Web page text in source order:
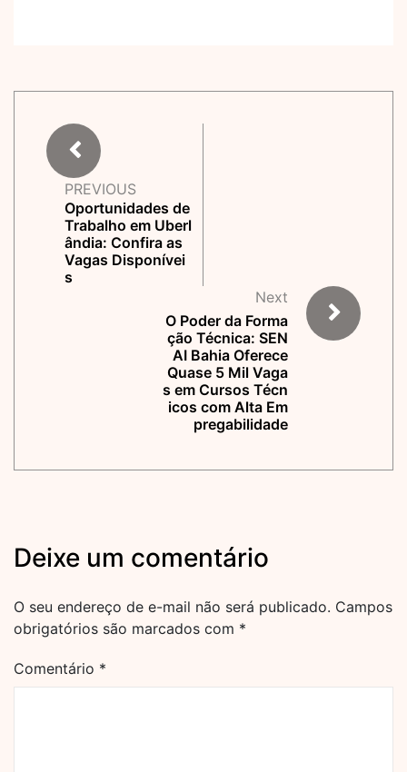
PREVIOUS
Oportunidades de
Trabalho em Uberl
ândia: Confira as
Vagas Disponívei
s
Next
O Poder da Forma
ção Técnica: SEN
AI Bahia Oferece
Quase 5 Mil Vaga
s em Cursos Técn
icos com Alta Em
pregabilidade
Deixe um comentário
O seu endereço de e-mail não será publicado. Campos
obrigatórios são marcados com *
Comentário *